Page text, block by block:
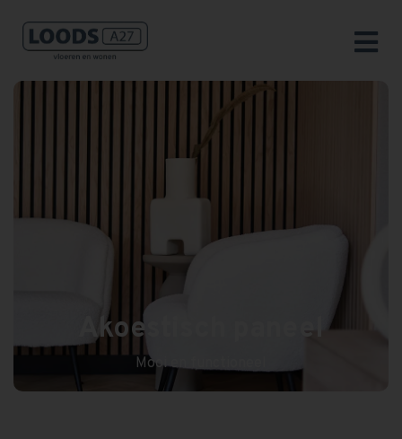
Akoestisch paneel
Mooi en functioneel